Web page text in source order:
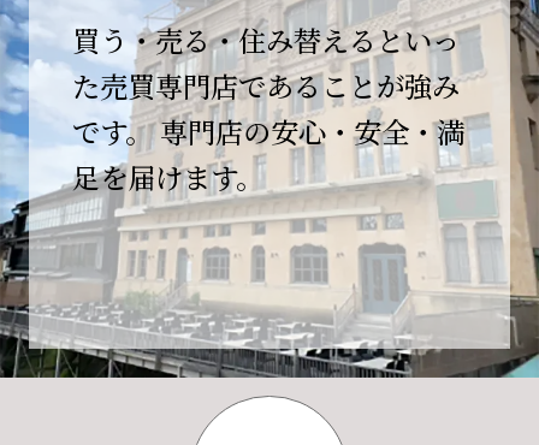
平素より格別のご愛顧を賜り、誠にありがとう
ございます。
誠に勝手ながら、弊社開業10周年イベント開催
の為、
４月２６日(日)は臨時休業とさせていただきま
す。
これもひとえに皆様のご支援の賜物と、心より感謝申し上
げます。
ご不便をおかけしますが、何卒よろしくお願い
いたします。
翌日より通常営業いたします。
買う・売る・住み替えるといっ
た売買専門店であることが強み
です。 専門店の安心・安全・満
足を届けます。